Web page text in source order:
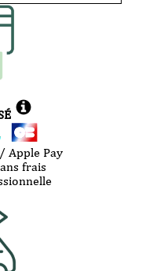
Apple Pay
frais